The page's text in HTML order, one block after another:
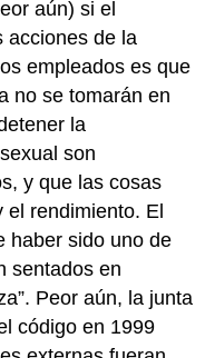
aún) si el
acciones de la
empleados es que
no se tomarán en
la
son
y que las cosas
rendimiento. El
haber sido uno de
sentados en
Peor aún, la junta
código en 1999